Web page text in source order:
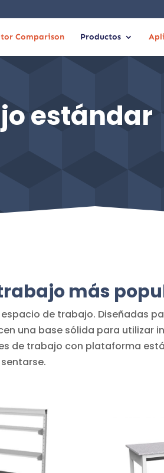
Comparison Productos
estándar
más
de trabajo. Diseñadas
una base sólida para utilizar
de trabajo con plataforma